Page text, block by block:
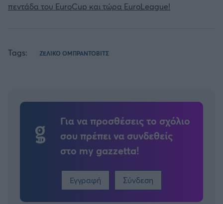
πεντάδα του EuroCup και τώρα EuroLeague!
Tags: ΖΕΛΙΚΟ ΟΜΠΡΑΝΤΟΒΙΤΣ
Για να προσθέσεις το σχόλιο
σου πρέπει να συνδεθείς
στο my gazzetta!
Εγγραφή Σύνδεση